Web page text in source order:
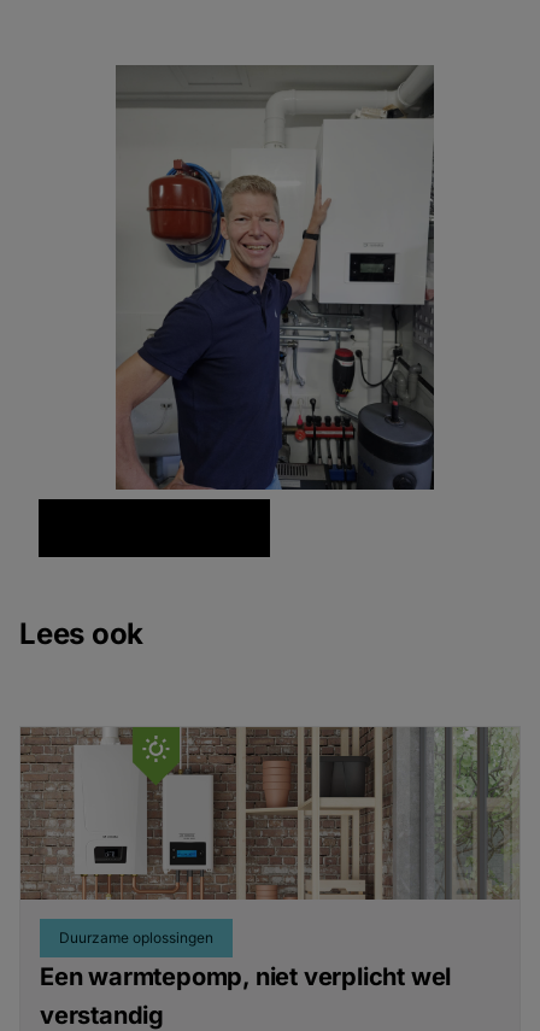
Lees ook
Duurzame oplossingen
Een warmtepomp, niet verplicht wel
verstandig